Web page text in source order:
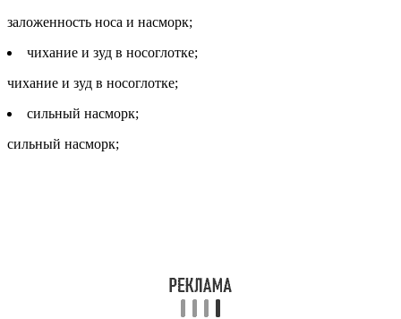
заложенность носа и насморк;
чихание и зуд в носоглотке;
чихание и зуд в носоглотке;
сильный насморк;
сильный насморк;